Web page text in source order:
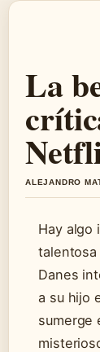
La
ALEJANDRO
Hay algo
talentosa
Danes
a su hijo
sumerge